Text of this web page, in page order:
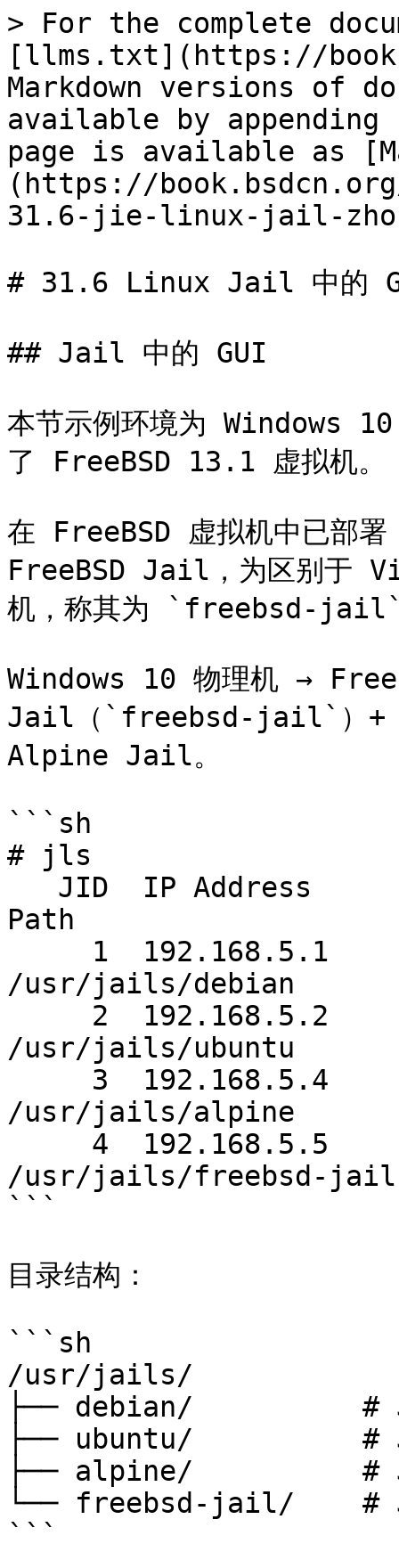
> For the complete
[llms.txt](https://
Markdown versions of
available by
page is available as
(https://
31.6-jie-linux-jail-
# 31.6 Linux Jail 中的
## Jail 中的 GUI
本节示例环境为 Windows
了 FreeBSD 13.1 虚拟机。
在 FreeBSD 虚拟机中已部
FreeBSD Jail，为区别于
机，称其为 `freebsd-
Windows 10 物理机 →
Jail（`freebsd-jail`）
Alpine Jail。
```sh
# jls
Path
/usr/jails/debian
/usr/jails/ubuntu
/usr/jails/alpine
/usr/jails/freebsd-jail
```
目录结构：
```sh
/usr/jails/
├── debian/          #
├── ubuntu/          #
├── alpine/          #
└── freebsd-jail/    #
```